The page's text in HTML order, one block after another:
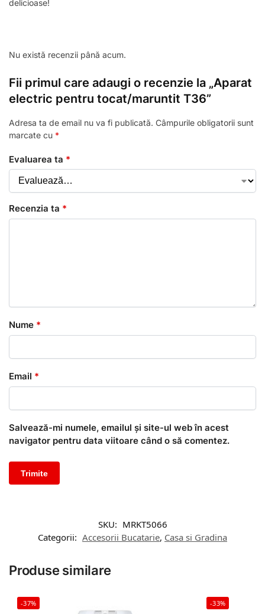
delicioase!
Nu există recenzii până acum.
Fii primul care adaugi o recenzie la „Aparat
electric pentru tocat/maruntit T36”
Adresa ta de email nu va fi publicată. Câmpurile obligatorii sunt
marcate cu *
Evaluarea ta *
Recenzia ta *
Nume *
Email *
Salvează-mi numele, emailul și site-ul web în acest
navigator pentru data viitoare când o să comentez.
SKU: MRKT5066
Categorii: Accesorii Bucatarie, Casa si Gradina
Produse similare
-37% -33%